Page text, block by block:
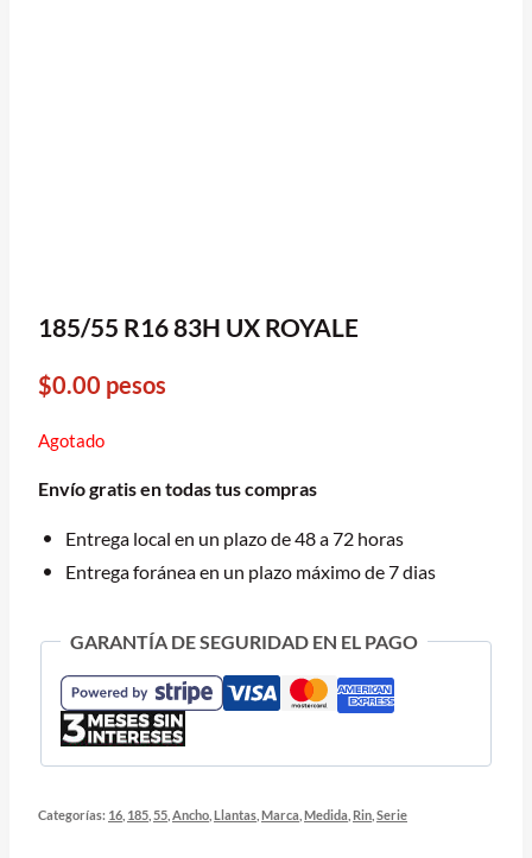
185/55 R16 83H UX ROYALE
$0.00 pesos
Agotado
Envío gratis en todas tus compras
Entrega local en un plazo de 48 a 72 horas
Entrega foránea en un plazo máximo de 7 dias
GARANTÍA DE SEGURIDAD EN EL PAGO
Categorías: 16 185 55 Ancho Llantas Marca Medida Rin Serie